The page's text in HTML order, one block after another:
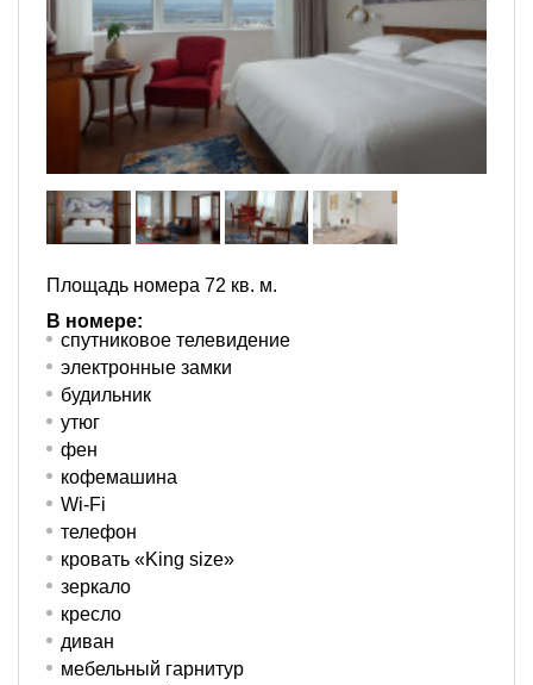
Площадь номера 72 кв. м.
В номере:
спутниковое телевидение
электронные замки
будильник
утюг
фен
кофемашина
Wi-Fi
телефон
кровать «King size»
зеркало
кресло
диван
мебельный гарнитур